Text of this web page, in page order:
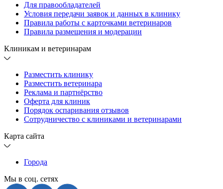
Для правообладателей
Условия передачи заявок и данных в клинику
Правила работы с карточками ветеринаров
Правила размещения и модерации
Клиникам и ветеринарам
Разместить клинику
Разместить ветеринара
Реклама и партнёрство
Оферта для клиник
Порядок оспаривания отзывов
Сотрудничество с клиниками и ветеринарами
Карта сайта
Города
Мы в соц. сетях